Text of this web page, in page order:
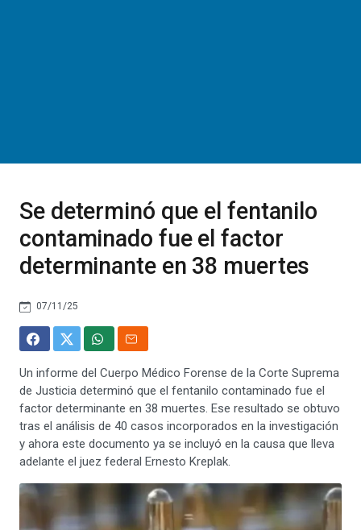
Se determinó que el fentanilo
contaminado fue el factor
determinante en 38 muertes
07/11/25
Un informe del Cuerpo Médico Forense de la Corte Suprema
de Justicia determinó que el fentanilo contaminado fue el
factor determinante en 38 muertes. Ese resultado se obtuvo
tras el análisis de 40 casos incorporados en la investigación
y ahora este documento ya se incluyó en la causa que lleva
adelante el juez federal Ernesto Kreplak.